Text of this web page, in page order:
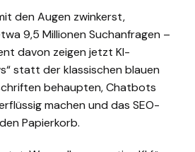
den Augen zwinkerst,
9,5 Millionen Suchanfragen –
davon zeigen jetzt KI-
statt der klassischen blauen
behaupten, Chatbots
machen und das SEO-
Papierkorb.